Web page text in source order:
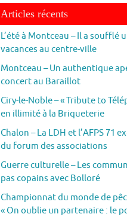
Articles récents
L’été à Montceau – Il a soufflé
vacances au centre-ville
Montceau – Un authentique
concert au Baraillot
Ciry-le-Noble – « Tribute to
en illimité à la Briqueterie
Chalon – La LDH et l’AFPS 71
du forum des associations
Guerre culturelle – Les
pas copains avec Bolloré
Championnat du monde de
« On oublie un partenaire : le